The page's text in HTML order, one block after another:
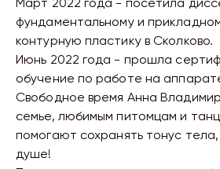
Март 2022 года - посетила
фундаментальному и
контурную пластику в Сколково.
Июнь 2022 года - прошла
обучение по работе на
Свободное время Анна
семье, любимым питомцам и
помогают сохранять тонус
душе!